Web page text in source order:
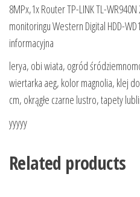
8MPx,1x Router TP-LINK TL-
monitoringu Western Digital HDD-
informacyjna
lerya, obi wiata, ogród
wiertarka aeg, kolor magnolia, klej
cm, okrągłe czarne lustro, tapety
yyyyy
Related products